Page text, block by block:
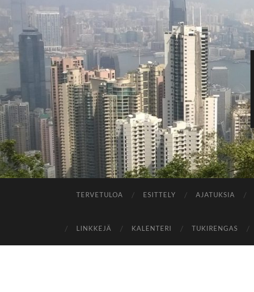
TERVETULOA ESITTELY AJATUKSIA
LINKKEJÄ KALENTERI TUKIRENGAS